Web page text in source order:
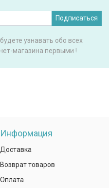
Подписаться
узнавать обо всех
магазина первыми !
Информация
Доставка
Возврат товаров
Оплата